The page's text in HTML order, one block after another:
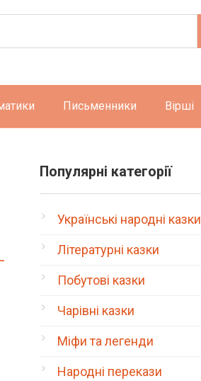
Письменники Вірші
Популярні категорії
Українські народні казки
Літературні казки
Побутові казки
Чарівні казки
Міфи та легенди
Народні перекази